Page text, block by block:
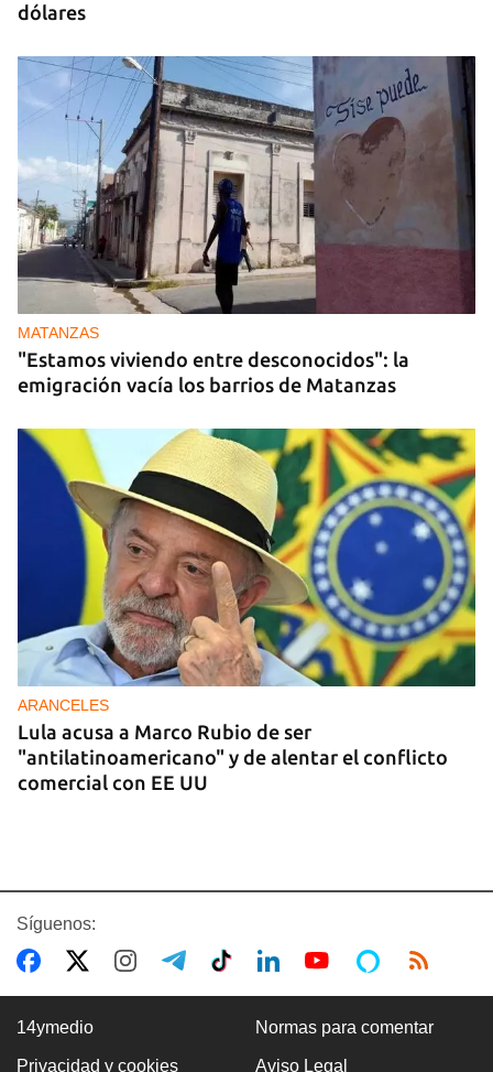
dólares
MATANZAS
"Estamos viviendo entre desconocidos": la
emigración vacía los barrios de Matanzas
ARANCELES
Lula acusa a Marco Rubio de ser
"antilatinoamericano" y de alentar el conflicto
comercial con EE UU
Síguenos:
14ymedio Normas para comentar
Privacidad y cookies Aviso Legal